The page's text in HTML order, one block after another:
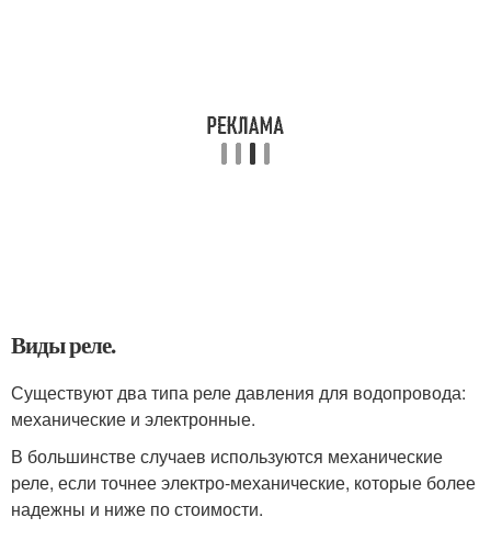
Виды реле.
Существуют два типа реле давления для водопровода:
механические и электронные.
В большинстве случаев используются механические
реле, если точнее электро-механические, которые более
надежны и ниже по стоимости.